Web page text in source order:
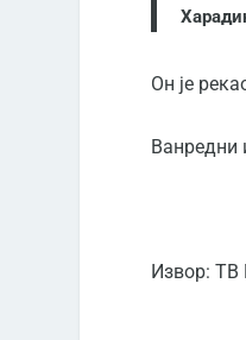
Он је
Ванредни
Извор: ТВ